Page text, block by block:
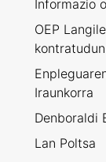
Informazio
OEP
Iraunkorra
Denboraldi
Lan Poltsa